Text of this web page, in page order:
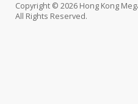
Copyright © 2026 Hong Kong
All Rights Reserved.